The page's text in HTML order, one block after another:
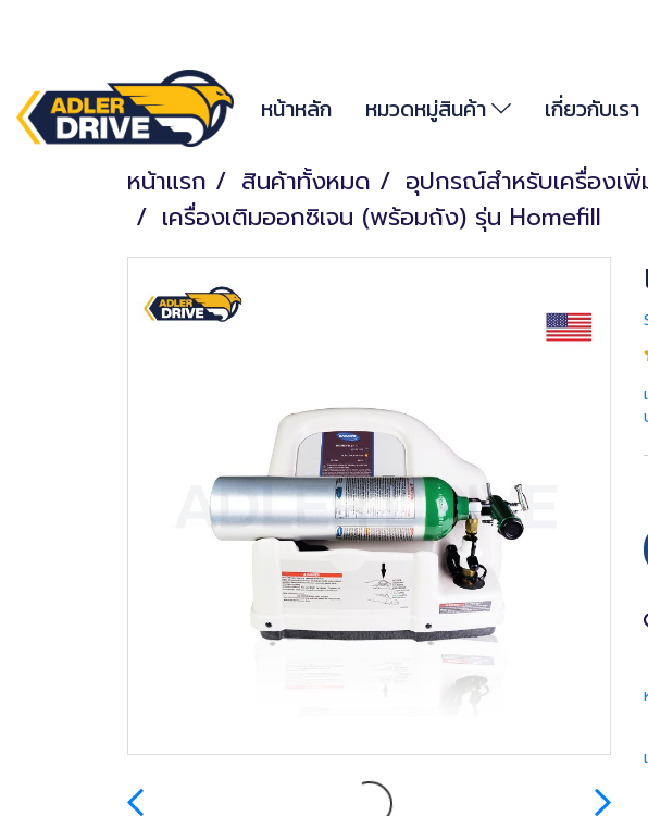
หน้าหลัก หมวดหมู่สินค้า เกี่ยวกับเรา
หน้าแรก สินค้าทั้งหมด
อุปกรณ์สำหรับเครื่องเพิ่
เครื่องเติมออกซิเจน (พร้อมถัง) รุ่น Homefill